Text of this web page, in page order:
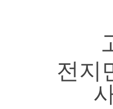
전지